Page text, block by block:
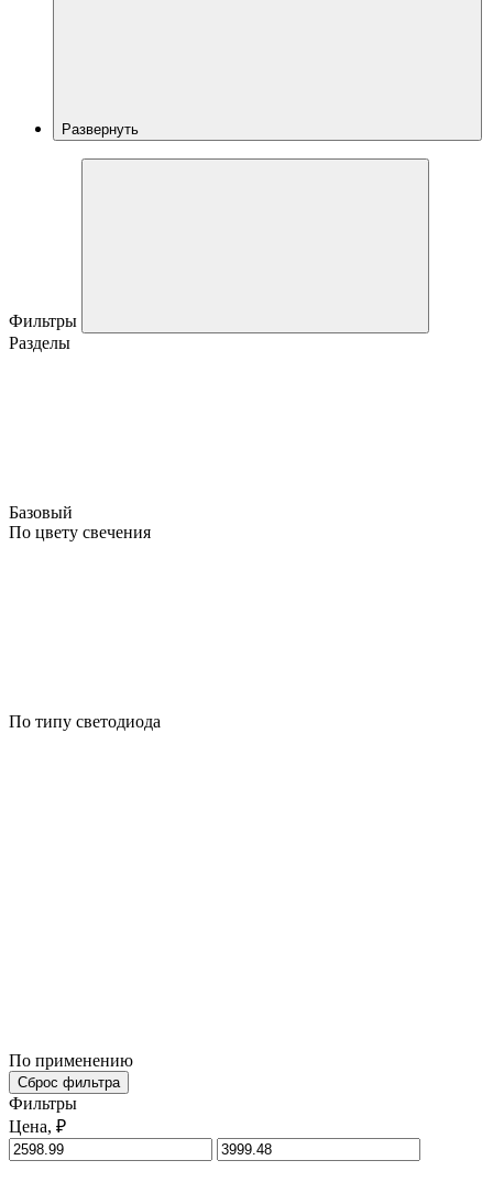
Развернуть
Фильтры
Разделы
Базовый
По цвету свечения
По типу светодиода
По применению
Сброс фильтра
Фильтры
Цена, ₽